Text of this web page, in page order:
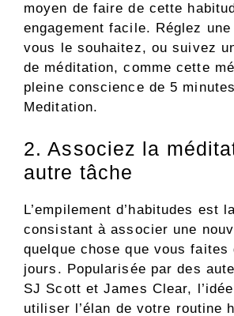
moyen de faire de cette
engagement facile. Réglez
vous le souhaitez, ou suivez
de méditation, comme cette
pleine conscience de 5
Meditation.
2. Associez la
autre tâche
L’empilement d’habitudes est
consistant à associer une
quelque chose que vous faites
jours. Popularisée par des
SJ Scott et James Clear,
utiliser l’élan de votre routine